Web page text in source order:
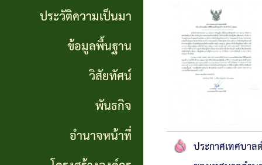
ทั่วไป
ประกาศ
จัดซื้อ
จัดจ้าง
รายงาน
แผน
พัฒนา
แผนการ
ข้อมูล
พื้น
ฐาน
ประวัติความเป็นมา
ข้อมูลพื้นฐาน
วิสัยทัศน์
พันธกิจ
อำนาจหน้าที่
ประกาศเทศบาล